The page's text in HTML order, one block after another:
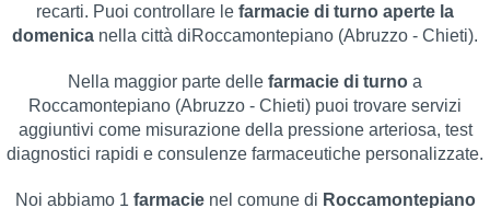
recarti. Puoi controllare le farmacie di turno aperte la
domenica nella città diRoccamontepiano (Abruzzo - Chieti).
Nella maggior parte delle farmacie di turno a
Roccamontepiano (Abruzzo - Chieti) puoi trovare servizi
aggiuntivi come misurazione della pressione arteriosa, test
diagnostici rapidi e consulenze farmaceutiche personalizzate.
Noi abbiamo 1 farmacie nel comune di Roccamontepiano